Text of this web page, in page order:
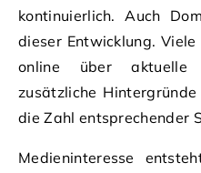
kontinuierlich. Auch
dieser Entwicklung.
online über aktuelle
zusätzliche
die Zahl entsprechender
Medieninteresse